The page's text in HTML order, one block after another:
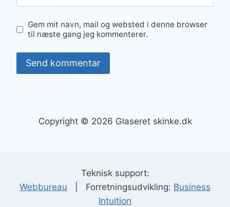
Gem mit navn, mail og websted i denne browser
til næste gang jeg kommenterer.
Copyright © 2026 Glaseret skinke.dk
Teknisk support:
Webbureau | Forretningsudvikling: Business
Intuition